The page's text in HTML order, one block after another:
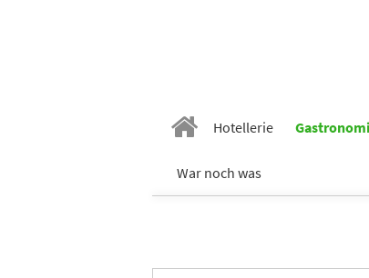
Hotellerie
War noch was